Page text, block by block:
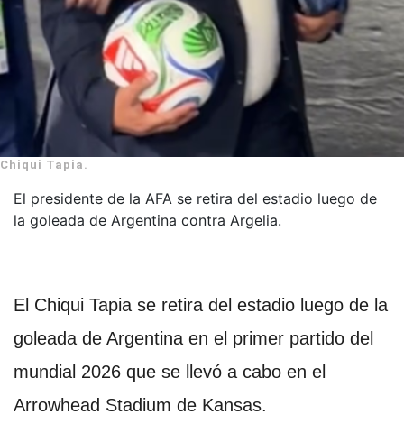
Chiqui Tapia.
El presidente de la AFA se retira del estadio luego de
la goleada de Argentina contra Argelia.
El Chiqui Tapia se retira del estadio luego de la
goleada de Argentina en el primer partido del
mundial 2026 que se llevó a cabo en el
Arrowhead Stadium de Kansas.